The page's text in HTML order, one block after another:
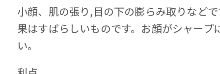
小顔、肌の張り,目の下の膨らみ取りなど
果はすばらしいものです。お顔がシャープ
い。